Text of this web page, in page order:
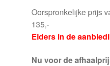
Oorspronkelijke prijs
135,-
Elders in de
Nu voor de